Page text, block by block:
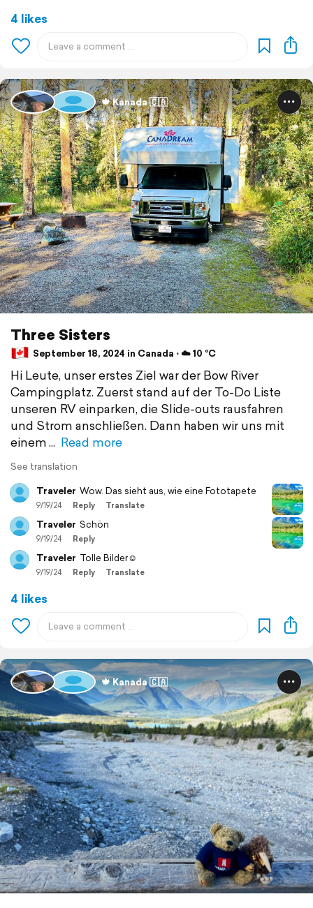
4 likes
🍁 Kanada 🇨🇦
Three Sisters
September 18, 2024 in Canada ⋅ ☁️ 10 °C
Hi Leute, unser erstes Ziel war der Bow River
Campingplatz. Zuerst stand auf der To-Do Liste
unseren RV einparken, die Slide-outs rausfahren
und Strom anschließen. Dann haben wir uns mit
einem
Read more
See translation
Traveler Wow. Das sieht aus, wie eine Fototapete
9/19/24 Reply Translate
Traveler Schön
9/19/24 Reply
Traveler Tolle Bilder☺️
9/19/24 Reply Translate
4 likes
🍁 Kanada 🇨🇦